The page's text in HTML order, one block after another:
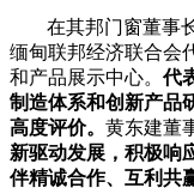
在其邦门窗董事
缅甸联邦经济联合会
和产品展示中心。代
制造体系和创新产品
高度评价。 黄东建董
新驱动发展，积极响
伴精诚合作、互利共